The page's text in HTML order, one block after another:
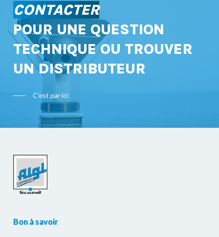
CONTACTER
POUR UNE QUESTION
TECHNIQUE OU TROUVER
UN DISTRIBUTEUR
C'est par ici
Bon à savoir